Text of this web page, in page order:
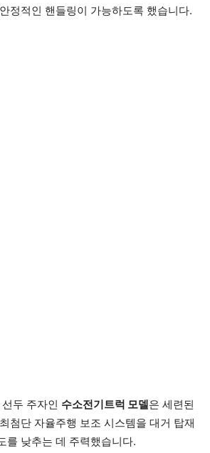
정적인 핸들링이 가능하도록 했습니다.
두 주자인 수소전기트럭 모델은 세련된
첨단 자율주행 보조 시스템을 대거 탑재
를 낮추는 데 주력했습니다.